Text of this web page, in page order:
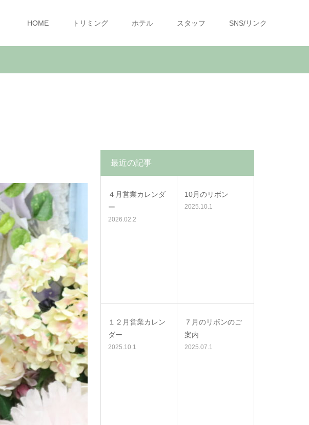
HOME トリミング ホテル スタッフ SNS/リンク
最近の記事
４月営業カレンダ
ー
2026.02.2
10月のリボン
2025.10.1
１２月営業カレン
ダー
2025.10.1
７月のリボンのご
案内
2025.07.1